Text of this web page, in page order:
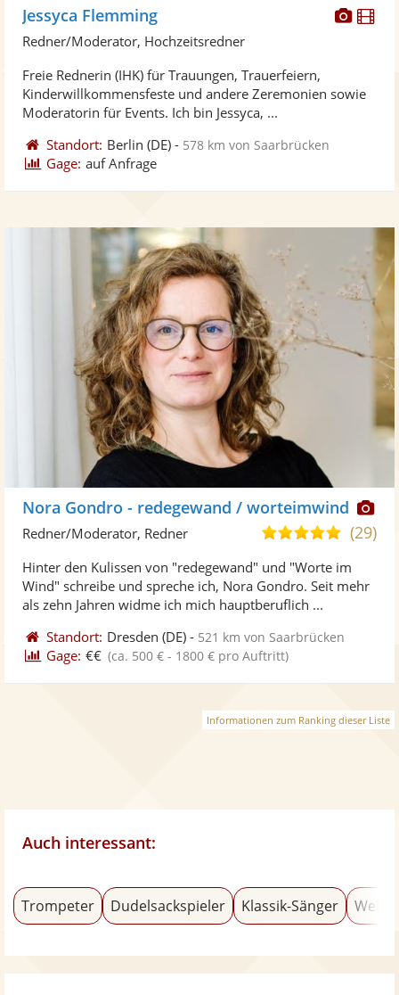
Jessyca Flemming
Redner/Moderator, Hochzeitsredner
Freie Rednerin (IHK) für Trauungen, Trauerfeiern,
Kinderwillkommensfeste und andere Zeremonien sowie
Moderatorin für Events. Ich bin Jessyca, ...
Standort: Berlin (DE) - 578 km von Saarbrücken
Gage: auf Anfrage
Nora Gondro - redegewand / worteimwind
5,0
5
(29)
Redner/Moderator, Redner
Hinter den Kulissen von "redegewand" und "Worte im
Wind" schreibe und spreche ich, Nora Gondro. Seit mehr
als zehn Jahren widme ich mich hauptberuflich ...
Standort: Dresden (DE) - 521 km von Saarbrücken
Gage: €€ (ca. 500 € - 1800 € pro Auftritt)
Informationen zum Ranking dieser Liste
Auch interessant:
Trompeter Dudelsackspieler Klassik-Sänger